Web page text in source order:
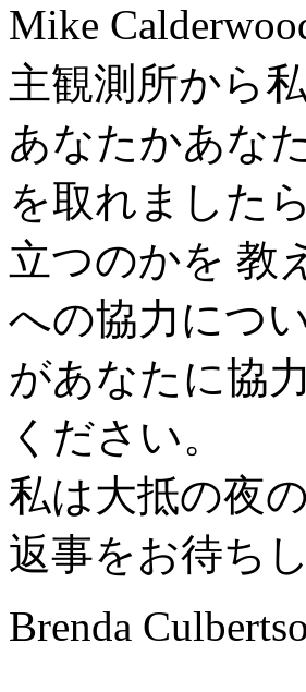
Mike
主観測所から
あなたかあな
を取れました
立つのかを 教
への協力につ
があなたに協
ください。
私は大抵の夜
返事をお待ち
Brenda